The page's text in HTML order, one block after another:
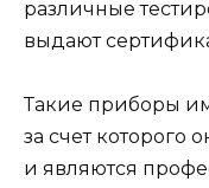
различные
выдают
Такие приборы
за счет которого
и являются